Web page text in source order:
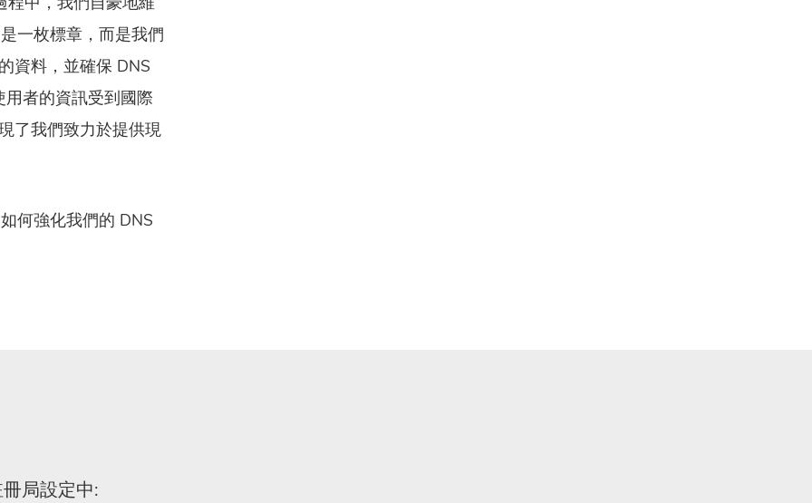
一枚標章，而是我們
資料，並確保 DNS
者的資訊受到國際
了我們致力於提供現
何強化我們的 DNS
局設定中: